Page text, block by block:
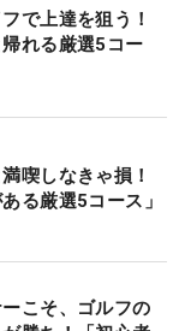
で上達を狙う！
帰れる厳選5コー
喫しなきゃ損！
る厳選5コース」
こそ、ゴルフの